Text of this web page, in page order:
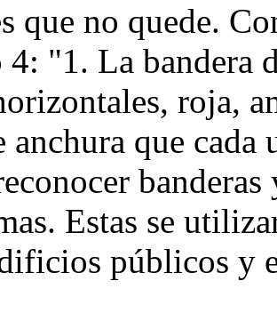
que no quede.
"1. La bandera
roja,
anchura que cada
banderas
Estas se
públicos y